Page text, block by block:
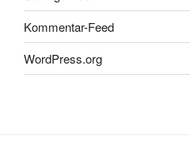
Kommentar-Feed
WordPress.org